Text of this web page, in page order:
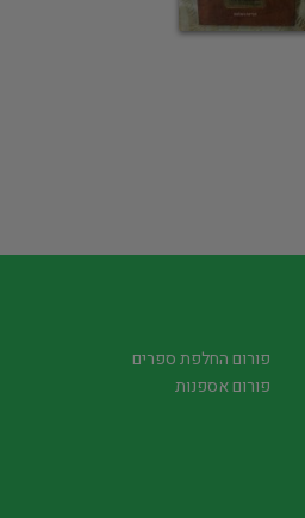
פורום החלפת ספרים
פורום אספנות